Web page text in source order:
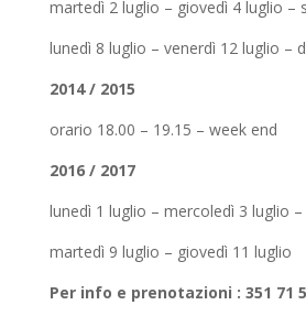
martedì 2 luglio – giovedì 4 luglio –
lunedì 8 luglio – venerdì 12 luglio –
2014 / 2015
orario 18.00 – 19.15 – week end
2016 / 2017
lunedì 1 luglio – mercoledì 3 luglio
martedì 9 luglio – giovedì 11 luglio
Per info e prenotazioni : 351 71